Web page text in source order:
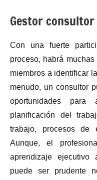
Gestor
Con una fuerte
proceso, habrá
miembros a identificar
menudo, un consultor
oportunidades para
planificación del
trabajo, procesos de
Aunque, el
aprendizaje
puede ser prudente